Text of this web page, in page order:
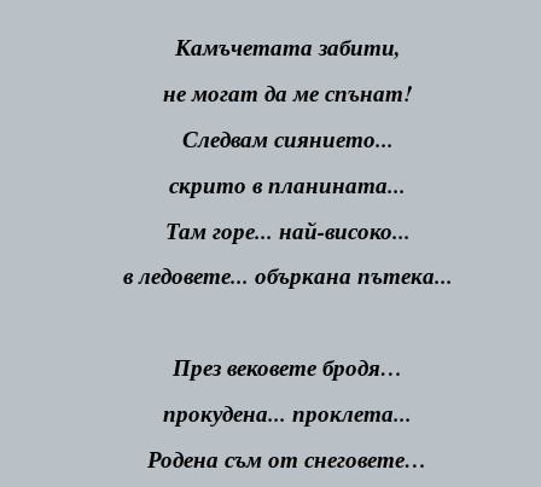
Камъчетата забити,
не могат да ме спънат!
Следвам сиянието...
скрито в планината...
Там горе... най-високо...
в ледовете... объркана пътека...
През вековете бродя…
прокудена... проклета...
Родена съм от снеговете…